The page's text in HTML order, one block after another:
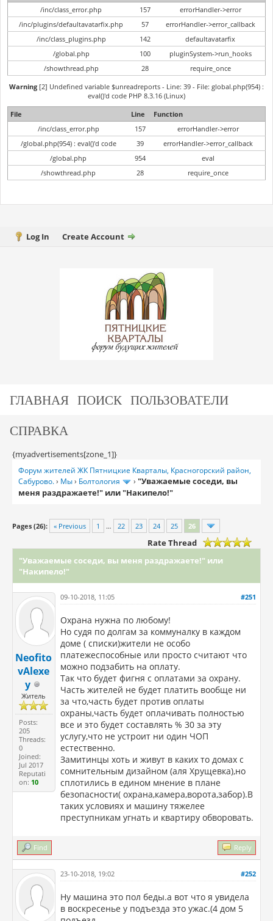
/inc/class_error.php
157
errorHandler->error
/inc/plugins/defaultavatarfix.php
57
errorHandler->error_callback
/inc/class_plugins.php
142
defaultavatarfix
/global.php
100
pluginSystem->run_hooks
/showthread.php
28
require_once
Warning [2] Undefined variable $unreadreports - Line: 39 - File: global.php(954) :
eval()'d code PHP 8.3.16 (Linux)
File
Line
Function
/inc/class_error.php
157
errorHandler->error
/global.php(954) : eval()'d code
39
errorHandler->error_callback
/global.php
954
eval
/showthread.php
28 require_once
Log In Create Account
ГЛАВНАЯ ПОИСК ПОЛЬЗОВАТЕЛИ
СПРАВКА
{myadvertisements[zone_1]}
Форум жителей ЖК Пятницкие Кварталы, Красногорский район,
Сабурово.› Мы› Болтология › "Уважаемые соседи, вы
меня раздражаете!" или "Накипело!"
Pages (26): « Previous 1 … 22 23 24 25 26
Rate Thread
"Уважаемые соседи, вы меня раздражаете!" или
"Накипело!"
Neofito
vAlexe
y
Житель
Posts:
205
Threads:
0
Joined:
Jul 2017
Reputati
on: 10
#251
09-10-2018, 11:05
Охрана нужна по любому!
Но судя по долгам за коммуналку в каждом
доме ( списки)жители не особо
платежеспособные или просто считают что
можно подзабить на оплату.
Так что будет фигня с оплатами за охрану.
Часть жителей не будет платить вообще ни
за что,часть будет против оплаты
охраны,часть будет оплачивать полностью
все и это будет составлять % 30 за эту
услугу,что не устроит ни один ЧОП
естественно.
Замитинцы хоть и живут в каких то домах с
сомнительным дизайном (аля Хрущевка),но
сплотились в едином мнение в плане
безопасности( охрана,камера,ворота,забор).В
таких условиях и машину тяжелее
преступникам угнать и квартиру обворовать.
Find Reply
#252
23-10-2018, 19:02
Ну машина это пол беды.а вот что я увидела
в воскресенье у подъезда это ужас.(4 дом 5